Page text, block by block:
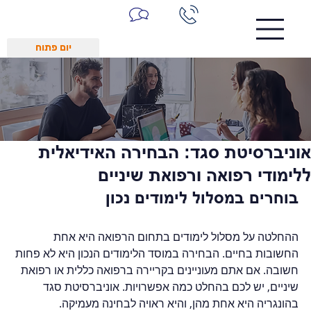
יום פתוח
אוניברסיטת סגד: הבחירה האידיאלית
ללימודי רפואה ורפואת שיניים
בוחרים במסלול לימודים נכון
ההחלטה על מסלול לימודים בתחום הרפואה היא אחת
החשובות בחיים. הבחירה במוסד הלימודים הנכון היא לא פחות
חשובה. אם אתם מעוניינים בקריירה ברפואה כללית או רפואת
שיניים, יש לכם בהחלט כמה אפשרויות. אוניברסיטת סגד
בהונגריה היא אחת מהן, והיא ראויה לבחינה מעמיקה.